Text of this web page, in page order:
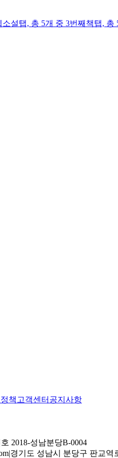
소설탭, 총 5개 중 3번째 책탭, 총
책 고객센터 공지사항
2018-성남분당B-0004
|경기도 성남시 분당구 판교역